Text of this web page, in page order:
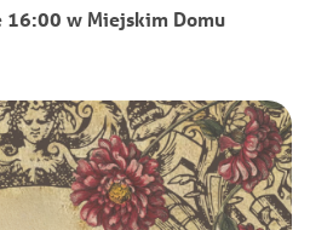
16:00 w Miejskim Domu